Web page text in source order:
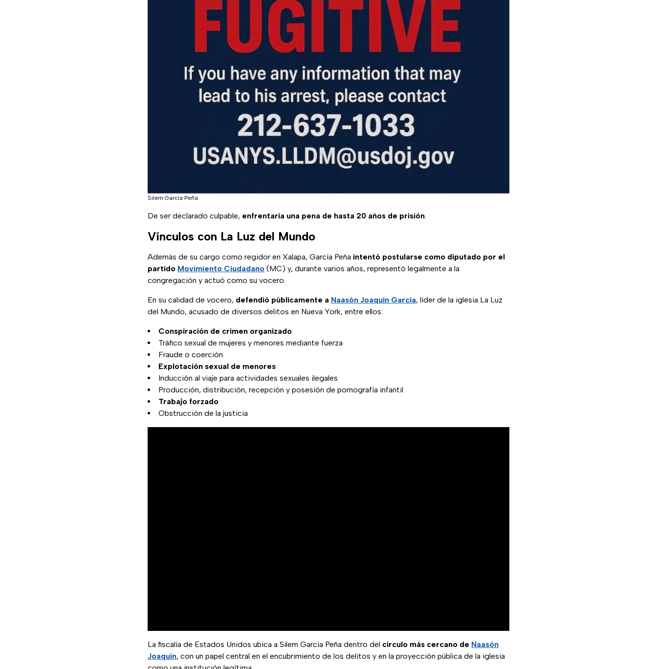
Silem García Peña
De ser declarado culpable, enfrentaría una pena de hasta 20 años de prisión.
Vínculos con La Luz del Mundo
Además de su cargo como regidor en Xalapa, García Peña intentó postularse como diputado por el
partido Movimiento Ciudadano (MC) y, durante varios años, representó legalmente a la
congregación y actuó como su vocero.
En su calidad de vocero, defendió públicamente a Naasón Joaquín García, líder de la iglesia La Luz
del Mundo, acusado de diversos delitos en Nueva York, entre ellos:
Conspiración de crimen organizado
Tráfico sexual de mujeres y menores mediante fuerza
Fraude o coerción
Explotación sexual de menores
Inducción al viaje para actividades sexuales ilegales
Producción, distribución, recepción y posesión de pornografía infantil
Trabajo forzado
Obstrucción de la justicia
La fiscalía de Estados Unidos ubica a Silem García Peña dentro del círculo más cercano de Naasón
Joaquín, con un papel central en el encubrimiento de los delitos y en la proyección pública de la iglesia